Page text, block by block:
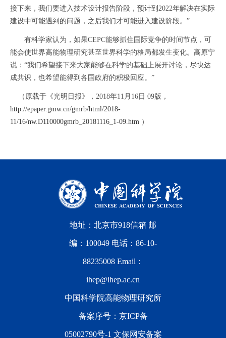
接下来，我们要进入技术设计报告阶段，预计到2022年解决在实际
建设中可能遇到的问题，之后我们才可能进入建设阶段。”
有科学家认为，如果CEPC能够抓住国际竞争的时间节点，可
能会使世界高能物理研究甚至世界科学的格局都发生变化。高原宁
说：“我们希望接下来大家能够在科学的基础上展开讨论，尽快达
成共识，也希望能得到各国政府的积极回应。”
（原载于《光明日报》，2018年11月16日 09版，
http://epaper.gmw.cn/gmrb/html/2018-
11/16/nw.D110000gmrb_20181116_1-09.htm ）
地址：北京市918信箱 邮
编：100049 电话：86-10-
88235008 Email：
ihep@ihep.ac.cn
中国科学院高能物理研究所
备案序号： 京ICP备
05002790号-1 文保网安备案